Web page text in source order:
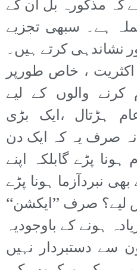
کہ مذکورہ بل اُن کے
ہے۔ سبھی تجزیے
نشاندہی کرتے ہیں۔
، خاص طورپر
والوں کے لیے
ہڑتال ،ایک بڑی
صرف یہ کہ ایک دن
پڑے گابلکہ اپنے
نبردآزما ہونا پڑے
لیے؟ صرف ’’ایکشن‘‘
ہونے کے باوجودیہ
سے دستبردار نہیں